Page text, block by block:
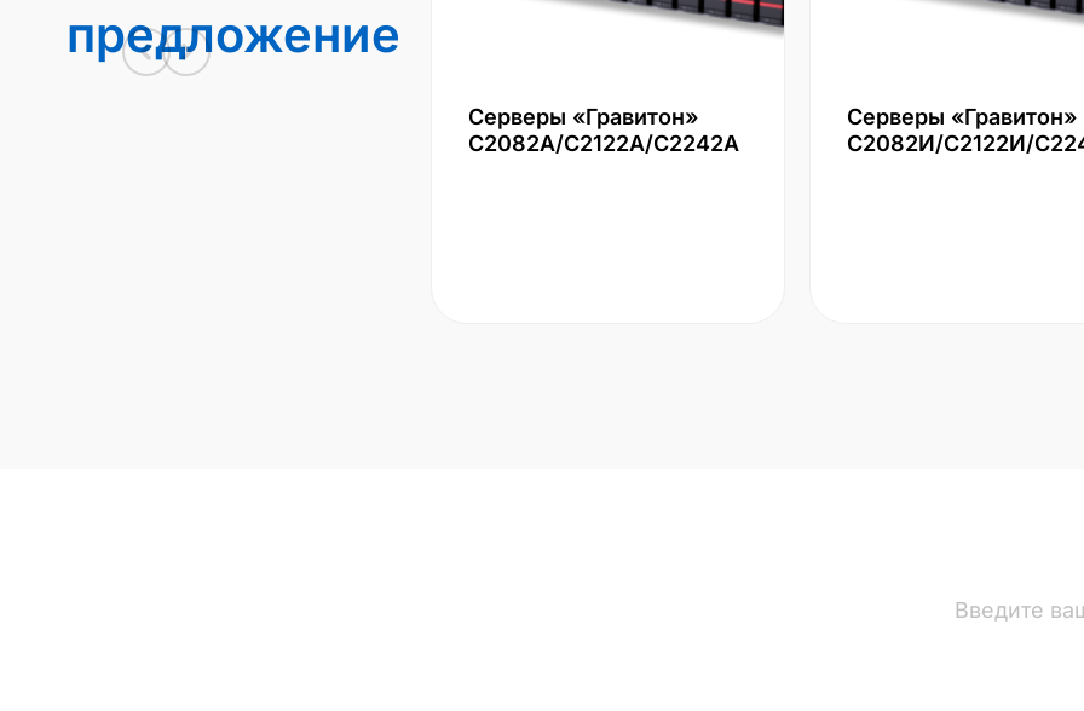
предложение
Серверы «Гравитон»
С2082А/С2122А/С2242А
Серверы «Гравитон»
С2082И/С2122И/